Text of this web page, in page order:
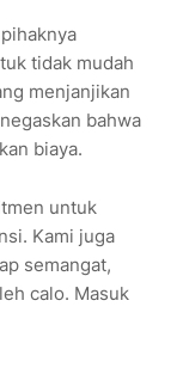
tidak mudah
menjanjikan
bahwa
biaya.
untuk
Kami juga
semangat,
calo. Masuk